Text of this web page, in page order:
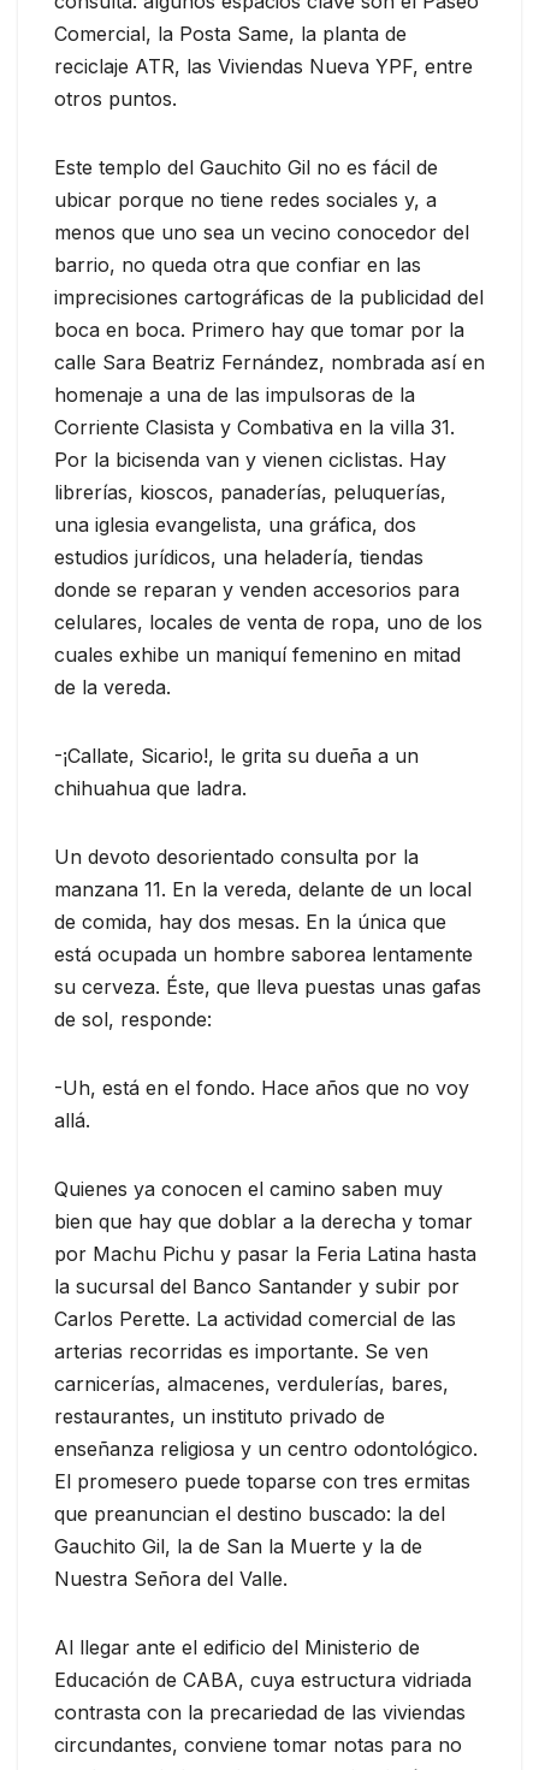
Comercial, la Posta Same, la planta de
reciclaje ATR, las Viviendas Nueva YPF, entre
otros puntos.
Este templo del Gauchito Gil no es fácil de
ubicar porque no tiene redes sociales y, a
menos que uno sea un vecino conocedor del
barrio, no queda otra que confiar en las
imprecisiones cartográficas de la publicidad del
boca en boca. Primero hay que tomar por la
calle Sara Beatriz Fernández, nombrada así en
homenaje a una de las impulsoras de la
Corriente Clasista y Combativa en la villa 31.
Por la bicisenda van y vienen ciclistas. Hay
librerías, kioscos, panaderías, peluquerías,
una iglesia evangelista, una gráfica, dos
estudios jurídicos, una heladería, tiendas
donde se reparan y venden accesorios para
celulares, locales de venta de ropa, uno de los
cuales exhibe un maniquí femenino en mitad
de la vereda.
-¡Callate, Sicario!, le grita su dueña a un
chihuahua que ladra.
Un devoto desorientado consulta por la
manzana 11. En la vereda, delante de un local
de comida, hay dos mesas. En la única que
está ocupada un hombre saborea lentamente
su cerveza. Éste, que lleva puestas unas gafas
de sol, responde:
-Uh, está en el fondo. Hace años que no voy
allá.
Quienes ya conocen el camino saben muy
bien que hay que doblar a la derecha y tomar
por Machu Pichu y pasar la Feria Latina hasta
la sucursal del Banco Santander y subir por
Carlos Perette. La actividad comercial de las
arterias recorridas es importante. Se ven
carnicerías, almacenes, verdulerías, bares,
restaurantes, un instituto privado de
enseñanza religiosa y un centro odontológico.
El promesero puede toparse con tres ermitas
que preanuncian el destino buscado: la del
Gauchito Gil, la de San la Muerte y la de
Nuestra Señora del Valle.
Al llegar ante el edificio del Ministerio de
Educación de CABA, cuya estructura vidriada
contrasta con la precariedad de las viviendas
circundantes, conviene tomar notas para no